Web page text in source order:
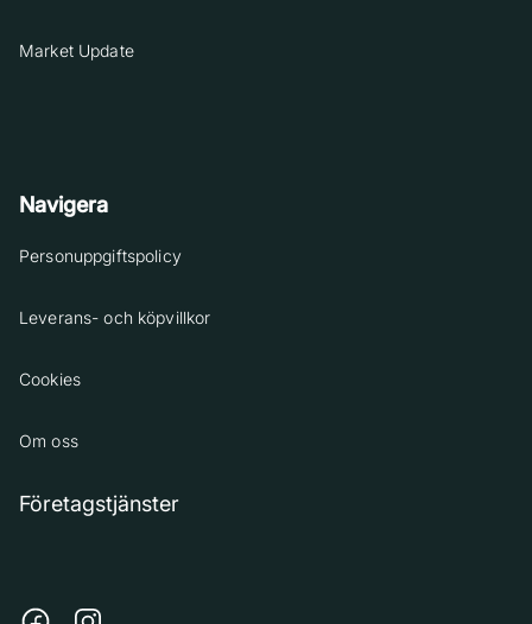
Market Update
Navigera
Personuppgiftspolicy
Leverans- och köpvillkor
Cookies
Om oss
Företagstjänster